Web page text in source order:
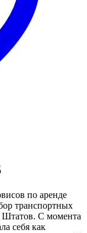
по аренде
транспортных
Штатов. С момента
себя как